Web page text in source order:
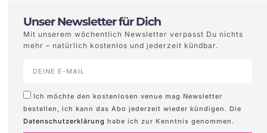
Unser Newsletter für Dich
Mit unserem wöchentlich Newsletter verpasst Du nichts
mehr – natürlich kostenlos und jederzeit kündbar.
Ich möchte den kostenlosen venue mag Newsletter
bestellen, ich kann das Abo jederzeit wieder kündigen. Die
Datenschutzerklärung habe ich zur Kenntnis genommen.